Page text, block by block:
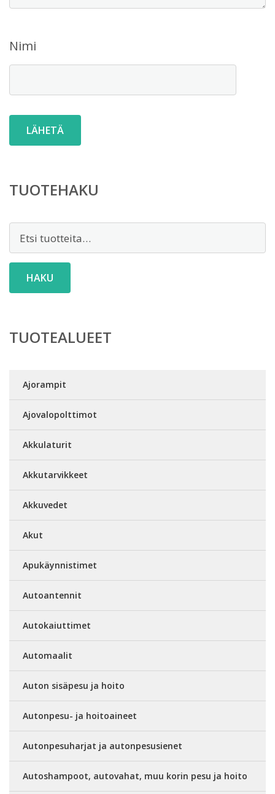
Nimi
TUOTEHAKU
HAKU
TUOTEALUEET
Ajorampit
Ajovalopolttimot
Akkulaturit
Akkutarvikkeet
Akkuvedet
Akut
Apukäynnistimet
Autoantennit
Autokaiuttimet
Automaalit
Auton sisäpesu ja hoito
Autonpesu- ja hoitoaineet
Autonpesuharjat ja autonpesusienet
Autoshampoot, autovahat, muu korin pesu ja hoito